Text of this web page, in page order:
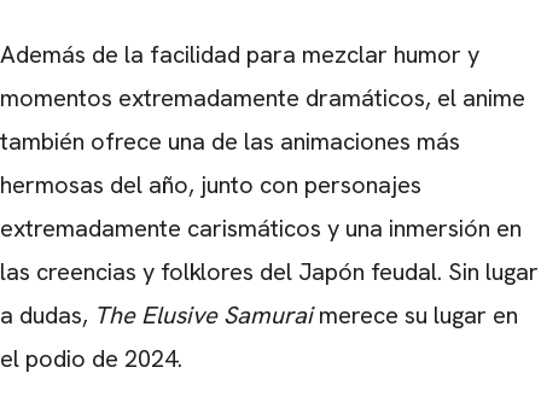
Además de la facilidad para mezclar humor y
momentos extremadamente dramáticos, el anime
también ofrece una de las animaciones más
hermosas del año, junto con personajes
extremadamente carismáticos y una inmersión en
las creencias y folklores del Japón feudal. Sin lugar
a dudas, The Elusive Samuraimerece su lugar en
el podio de 2024.